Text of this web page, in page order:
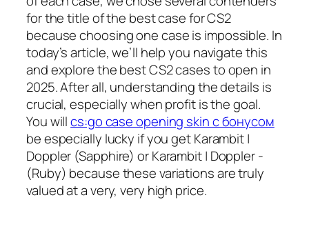
for the title of the best case for CS2
because choosing one case is impossible. In
today’s article, we’ll help you navigate this
and explore the best CS2 cases to open in
2025. After all, understanding the details is
crucial, especially when profit is the goal.
You willcs:go case opening skin с бонусом
be especially lucky if you get Karambit |
Doppler (Sapphire) or Karambit | Doppler -
(Ruby) because these variations are truly
valued at a very, very high price.